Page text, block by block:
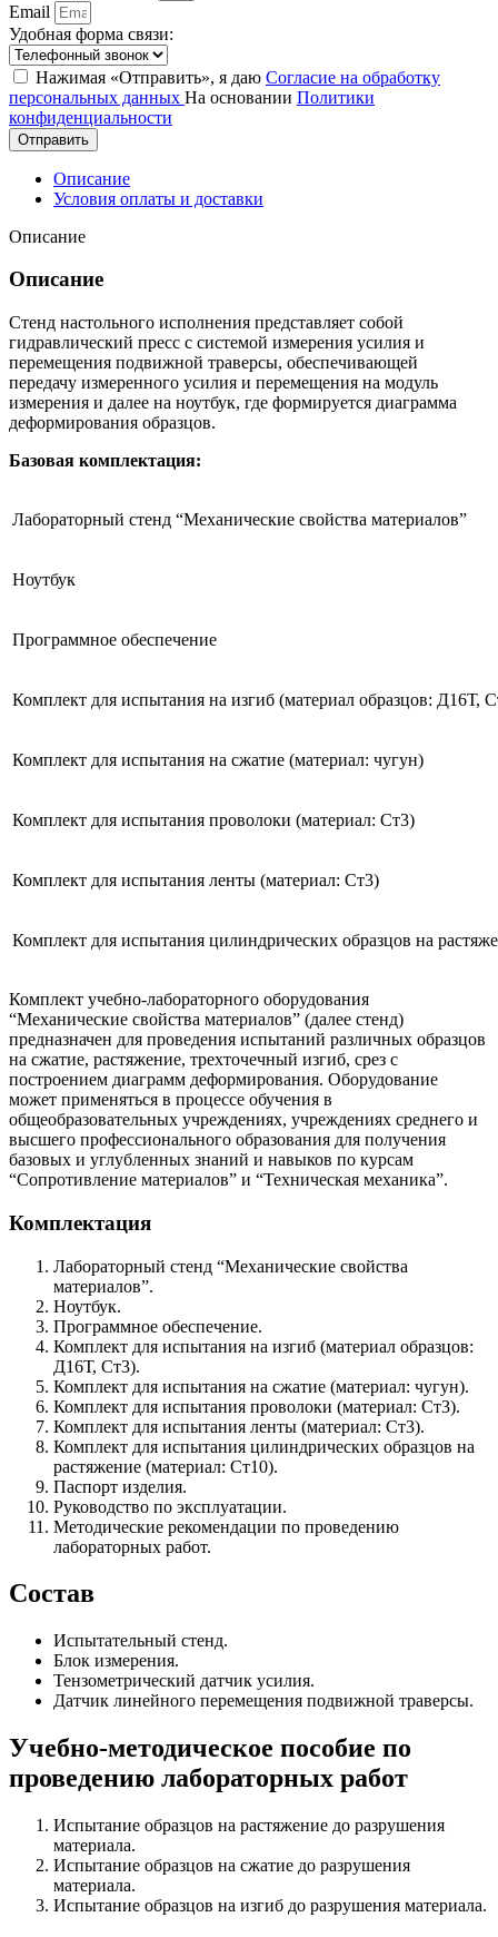
Email
Удобная форма связи:
Нажимая «Отправить», я даю Согласие на обработку
персональных данных На основании Политики
конфиденциальности
Отправить
Описание
Условия оплаты и доставки
Описание
Описание
Стенд настольного исполнения представляет собой
гидравлический пресс с системой измерения усилия и
перемещения подвижной траверсы, обеспечивающей
передачу измеренного усилия и перемещения на модуль
измерения и далее на ноутбук, где формируется диаграмма
деформирования образцов.
Базовая комплектация:
Лабораторный стенд “Механические свойства материалов”
Ноутбук
Программное обеспечение
Комплект для испытания на изгиб (материал образцов: Д16Т,
Комплект для испытания на сжатие (материал: чугун)
Комплект для испытания проволоки (материал: Ст3)
Комплект для испытания ленты (материал: Ст3)
Комплект для испытания цилиндрических образцов на
Комплект учебно-лабораторного оборудования
“Механические свойства материалов” (далее стенд)
предназначен для проведения испытаний различных образцов
на сжатие, растяжение, трехточечный изгиб, срез с
построением диаграмм деформирования. Оборудование
может применяться в процессе обучения в
общеобразовательных учреждениях, учреждениях среднего и
высшего профессионального образования для получения
базовых и углубленных знаний и навыков по курсам
“Сопротивление материалов” и “Техническая механика”.
Комплектация
Лабораторный стенд “Механические свойства
материалов”.
Ноутбук.
Программное обеспечение.
Комплект для испытания на изгиб (материал образцов:
Д16Т, Ст3).
Комплект для испытания на сжатие (материал: чугун).
Комплект для испытания проволоки (материал: Ст3).
Комплект для испытания ленты (материал: Ст3).
Комплект для испытания цилиндрических образцов на
растяжение (материал: Ст10).
Паспорт изделия.
Руководство по эксплуатации.
Методические рекомендации по проведению
лабораторных работ.
Состав
Испытательный стенд.
Блок измерения.
Тензометрический датчик усилия.
Датчик линейного перемещения подвижной траверсы.
Учебно-методическое пособие по
проведению лабораторных работ
Испытание образцов на растяжение до разрушения
материала.
Испытание образцов на сжатие до разрушения
материала.
Испытание образцов на изгиб до разрушения материала.